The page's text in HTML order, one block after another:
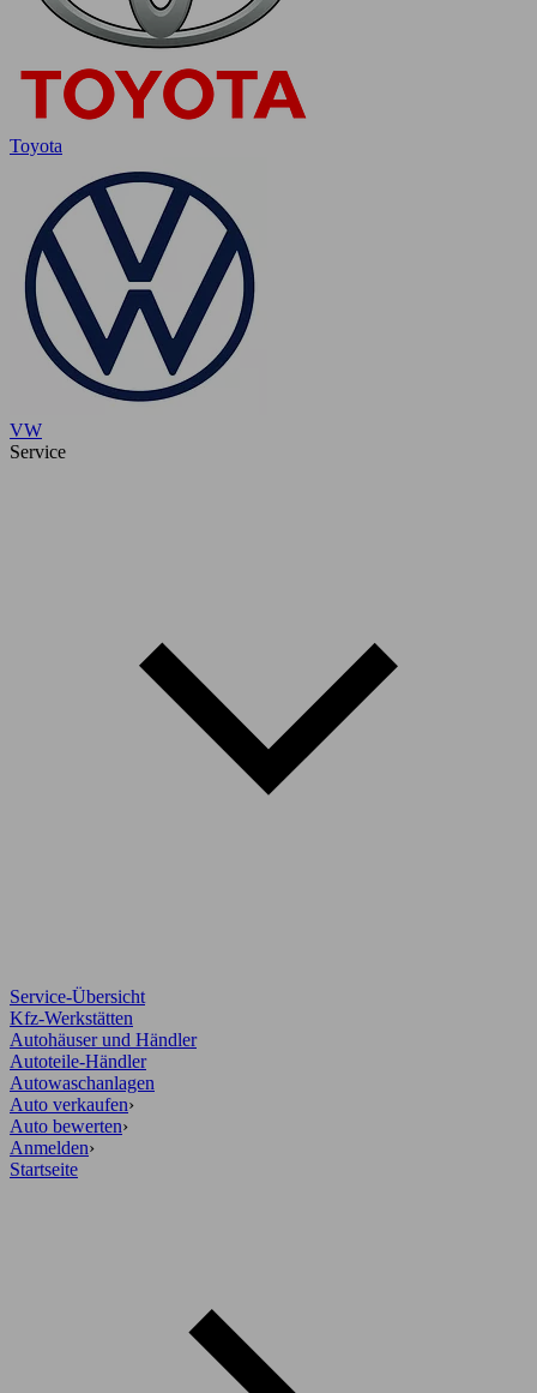
Toyota
VW
Service
Service-Übersicht
Kfz-Werkstätten
Autohäuser und Händler
Autoteile-Händler
Autowaschanlagen
Auto verkaufen›
Auto bewerten›
Anmelden›
Startseite